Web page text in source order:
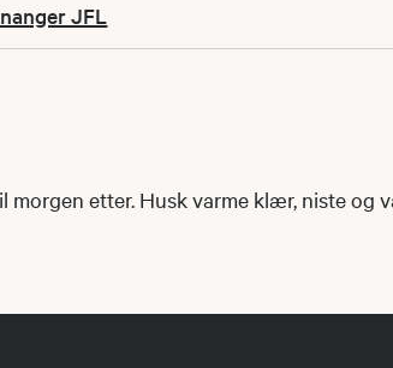
JFL
morgen etter. Husk varme klær, niste og